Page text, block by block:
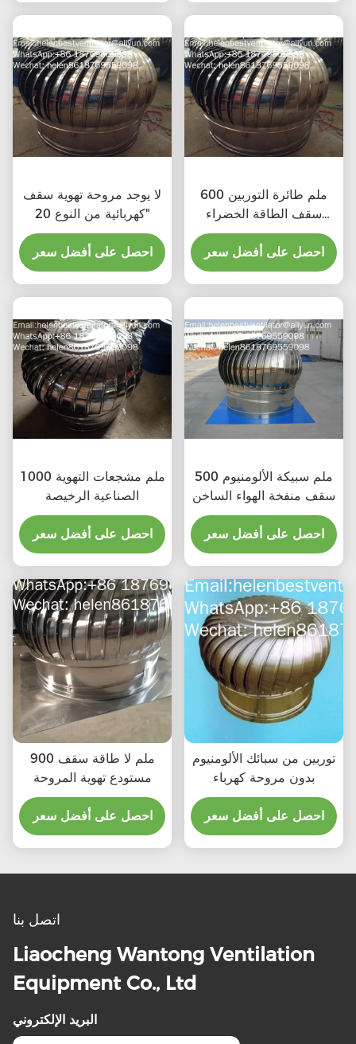
لا يوجد مروحة تهوية سقف
كهربائية من النوع 20"
احصل على أفضل سعر
600 ملم طائرة التوربين
سقف الطاقة الخضراء
مروحة الصرف الصحي
احصل على أفضل سعر
1000 ملم مشجعات التهوية
الصناعية الرخيصة
احصل على أفضل سعر
500 ملم سبيكة الألومنيوم
سقف منفخة الهواء الساخن
احصل على أفضل سعر
900 ملم لا طاقة سقف
مستودع تهوية المروحة
احصل على أفضل سعر
توربين من سبائك الألومنيوم
بدون مروحة كهرباء
احصل على أفضل سعر
اتصل بنا
Liaocheng Wantong Ventilation
Equipment Co., Ltd
البريد الإلكتروني